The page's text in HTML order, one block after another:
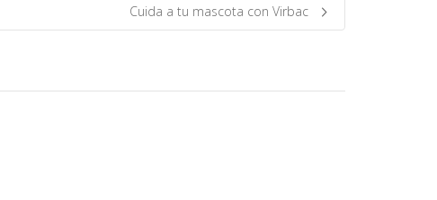
Cuida a tu mascota con Virbac